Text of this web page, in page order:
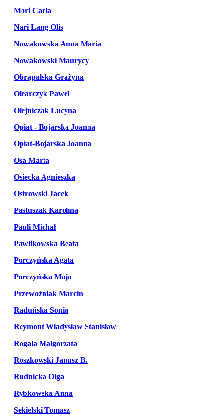
Mori Carla
Nari Lang Olis
Nowakowska Anna Maria
Nowakowski Maurycy
Obrąpalska Grażyna
Olearczyk Paweł
Olejniczak Lucyna
Opiat - Bojarska Joanna
Opiat-Bojarska Joanna
Osa Marta
Osiecka Agnieszka
Ostrowski Jacek
Pastuszak Karolina
Pauli Michał
Pawlikowska Beata
Porczyńska Agata
Porczyńska Maja
Przewoźniak Marcin
Raduńska Sonia
Reymont Władysław Stanisław
Rogala Malgorzata
Roszkowski Janusz B.
Rudnicka Olga
Rybkowska Anna
Sekielski Tomasz